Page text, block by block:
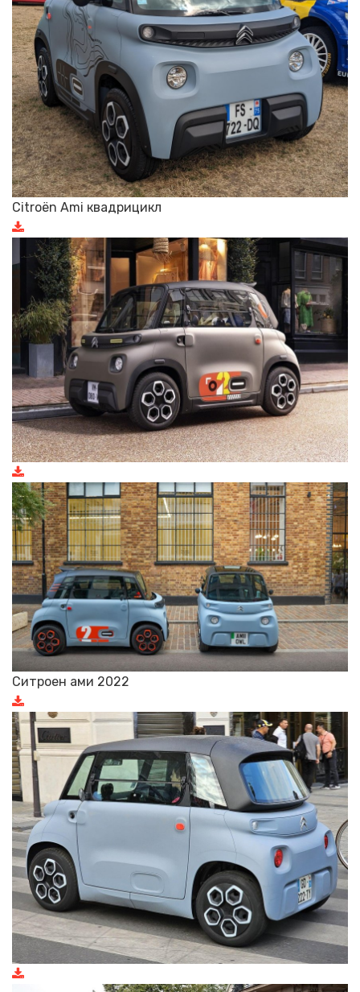
Citroën Ami квадрицикл
Ситроен ами 2022